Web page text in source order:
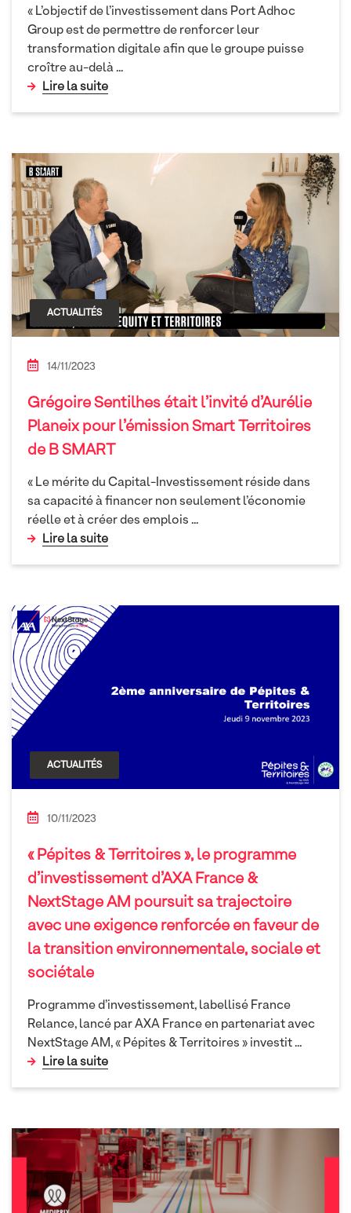
« L’objectif de l’investissement dans Port Adhoc
Group est de permettre de renforcer leur
transformation digitale afin que le groupe puisse
croître au-delà...
Lire la suite
ACTUALITÉS
14/11/2023
Grégoire Sentilhes était l’invité d’Aurélie
Planeix pour l’émission Smart Territoires
de B SMART
« Le mérite du Capital-Investissement réside dans
sa capacité à financer non seulement l’économie
réelle et à créer des emplois ...
Lire la suite
ACTUALITÉS
10/11/2023
« Pépites & Territoires », le programme
d’investissement d’AXA France &
NextStage AM poursuit sa trajectoire
avec une exigence renforcée en faveur de
la transition environnementale, sociale et
sociétale
Programme d’investissement, labellisé France
Relance, lancé par AXA France en partenariat avec
NextStage AM, « Pépites & Territoires » investit...
Lire la suite